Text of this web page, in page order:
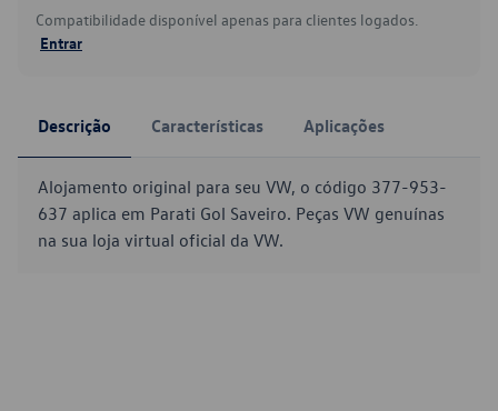
Compatibilidade disponível apenas para clientes logados.
Entrar
Descrição Características Aplicações
Alojamento original para seu VW, o código 377-953-
637 aplica em Parati Gol Saveiro. Peças VW genuínas
na sua loja virtual oficial da VW.